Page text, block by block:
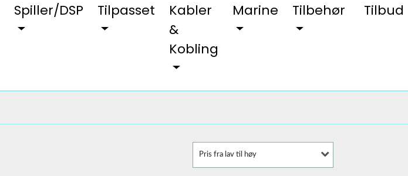
Spiller/DSP Tilpasset
Kabler
&
Kobling
Marine Tilbehør Tilbud
Pris fra lav til høy